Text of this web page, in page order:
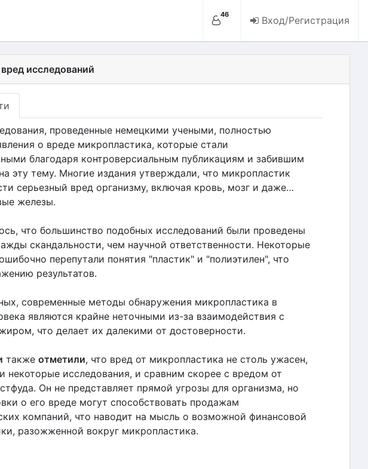
46 Вход/Регистрация
исследований
проведенные немецкими учеными, полностью
о вреде микропластика, которые стали
благодаря контроверсиальным публикациям и забившим
эту тему. Многие издания утверждали, что микропластик
серьезный вред организму, включая кровь, мозг и даже…
железы.
что большинство подобных исследований были проведены
скандальности, чем научной ответственности. Некоторые
перепутали понятия "пластик" и "полиэтилен", что
результатов.
современные методы обнаружения микропластика в
являются крайне неточными из-за взаимодействия с
что делает их далекими от достоверности.
также отметили, что вред от микропластика не столь ужасен,
некоторые исследования, и сравним скорее с вредом от
Он не представляет прямой угрозы для организма, но
о его вреде могут способствовать продажам
компаний, что наводит на мысль о возможной финансовой
разожженной вокруг микропластика.